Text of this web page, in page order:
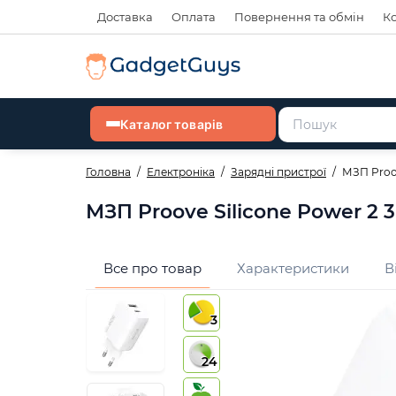
Доставка Оплата Повернення та обмін
Каталог товарів
Головна Електроніка Зарядні пристрої МЗП
МЗП Proove Silicone Power 2
Все про товар Характеристики
3
24